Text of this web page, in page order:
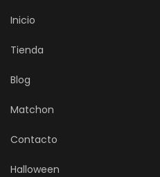
Inicio
Tienda
Blog
Matchon
Contacto
Halloween